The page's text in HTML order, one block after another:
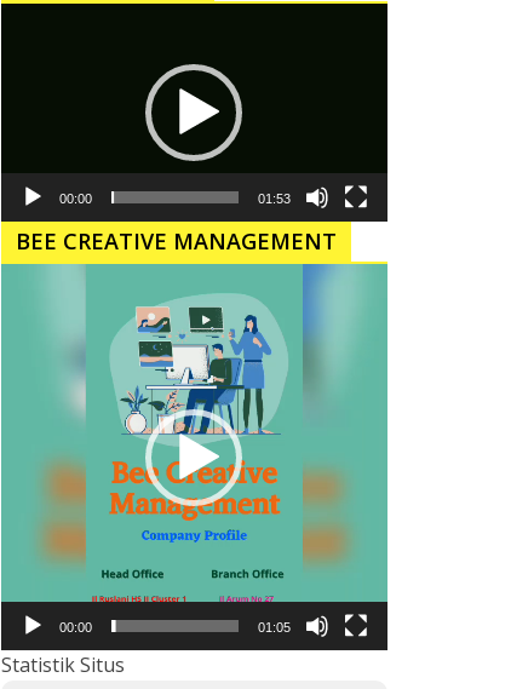
00:00 01:53
BEE CREATIVE MANAGEMENT
00:00 01:05
Statistik Situs